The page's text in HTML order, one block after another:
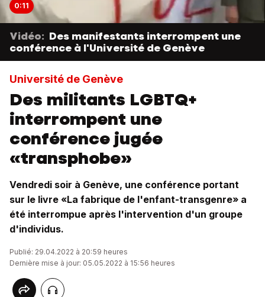
0:11
Vidéo: Des manifestants interrompent une
conférence à l'Université de Genève
Université de Genève
Des militants LGBTQ+
interrompent une
conférence jugée
«transphobe»
Vendredi soir à Genève, une conférence portant
sur le livre «La fabrique de l'enfant-transgenre» a
été interrompue après l'intervention d'un groupe
d'individus.
Publié: 29.04.2022 à 20:59 heures
Dernière mise à jour: 05.05.2022 à 15:56 heures